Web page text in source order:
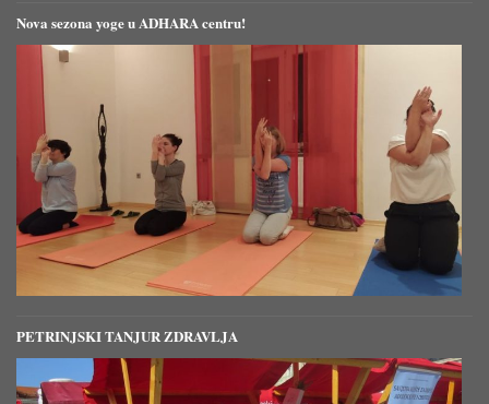
Nova sezona yoge u ADHARA centru!
PETRINJSKI TANJUR ZDRAVLJA